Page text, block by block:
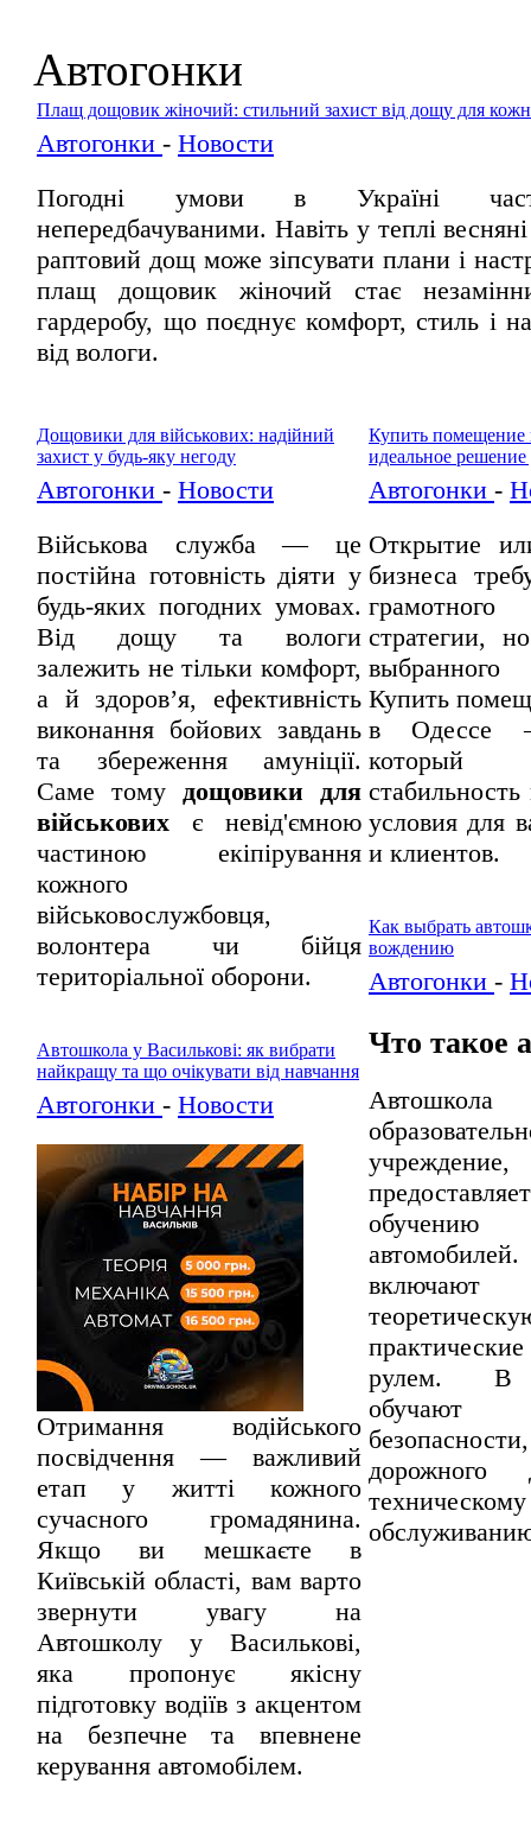
Автогонки
Плащ дощовик жіночий: стильний захист від дощу для
Автогонки - Новости
Погодні умови в Україні
непередбачуваними. Навіть у теплі
раптовий дощ може зіпсувати плани і
плащ дощовик жіночий стає
гардеробу, що поєднує комфорт, стиль і
від вологи.
Дощовики для військових: надійний
захист у будь-яку негоду
Автогонки - Новости
Військова служба — це
постійна готовність діяти у
будь-яких погодних умовах.
Від дощу та вологи
залежить не тільки комфорт,
а й здоров’я, ефективність
виконання бойових завдань
та збереження амуніції.
Саме тому дощовики для
військових є невід'ємною
частиною екіпірування
кожного
військовослужбовця,
волонтера чи бійця
територіальної оборони.
Автошкола у Василькові: як вибрати
найкращу та що очікувати від навчання
Автогонки - Новости
Отримання водійського
посвідчення — важливий
етап у житті кожного
сучасного громадянина.
Якщо ви мешкаєте в
Київській області, вам варто
звернути увагу на
Автошколу у Василькові,
яка пропонує якісну
підготовку водіїв з акцентом
на безпечне та впевнене
керування автомобілем.
Купить помещение
идеальное решение
Автогонки -
Открытие
бизнеса
стратегии,
выбранного
Купить
в Одессе
который
условия для
и клиентов.
Как выбрать
вождению
Автогонки -
Что такое
рулем. В
техническому